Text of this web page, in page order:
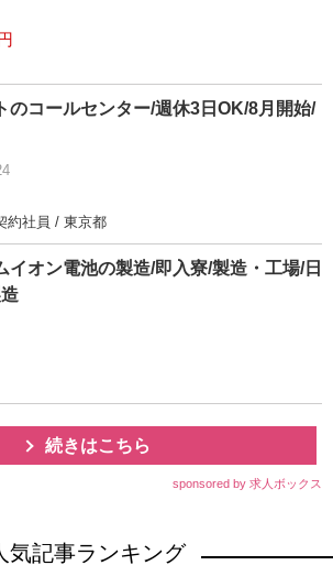
のコールセンター/週休3日OK/8月開始/
約社員 / 東京都
イオン電池の製造/即入寮/製造・工場/日
続きはこちら
sponsored by 求人ボックス
気記事ランキング